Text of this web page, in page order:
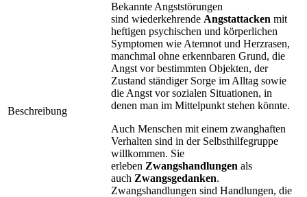
Beschreibung
Bekannte Angststörungen
sind wiederkehrende Angstattacken mit
heftigen psychischen und körperlichen
Symptomen wie Atemnot und Herzrasen,
manchmal ohne erkennbaren Grund, die
Angst vor bestimmten Objekten, der
Zustand ständiger Sorge im Alltag sowie
die Angst vor sozialen Situationen, in
denen man im Mittelpunkt stehen könnte.
Auch Menschen mit einem zwanghaften
Verhalten sind in der Selbsthilfegruppe
willkommen. Sie
erleben Zwangshandlungen als
auch Zwangsgedanken.
Zwangshandlungen sind Handlungen, die